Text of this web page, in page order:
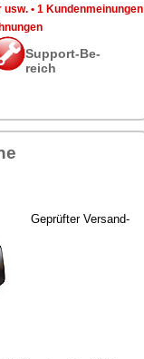
usw. • 1 Kun­den­mei­nun­gen
Sup­port-Be­
reich
Ge­prüf­ter Ver­sand­